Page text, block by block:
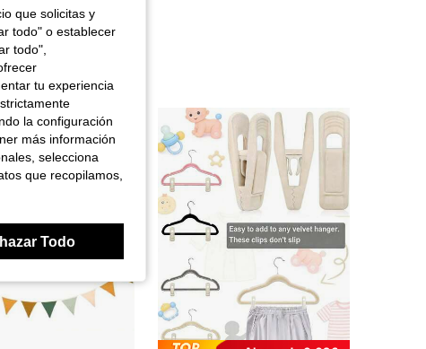
que solicitas y
todo" o establecer
todo",
tu experiencia
la configuración
más información
selecciona
que recopilamos,
Todo